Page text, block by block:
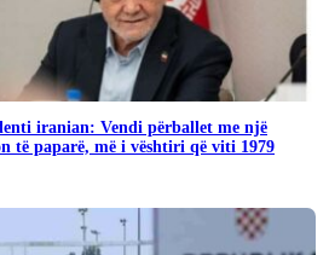
iranian: Vendi përballet me një
të paparë, më i vështiri që viti 1979